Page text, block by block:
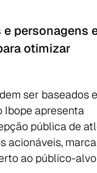
personagens
otimizar
ser baseados
Ibope apresenta
pública de
acionáveis,
ao público-